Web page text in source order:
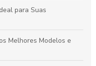
para Suas
Melhores Modelos e